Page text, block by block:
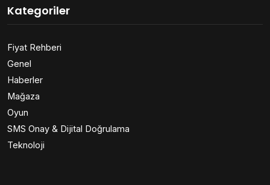
Kategoriler
Fiyat Rehberi
Genel
Haberler
Mağaza
Oyun
SMS Onay & Dijital Doğrulama
Teknoloji